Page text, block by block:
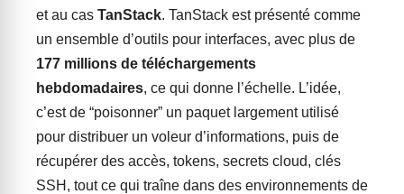
et au cas TanStack. TanStack est présenté comme
un ensemble d’outils pour interfaces, avec plus de
177 millions de téléchargements
hebdomadaires, ce qui donne l’échelle. L’idée,
c’est de “poisonner” un paquet largement utilisé
pour distribuer un voleur d’informations, puis de
récupérer des accès, tokens, secrets cloud, clés
SSH, tout ce qui traîne dans des environnements de